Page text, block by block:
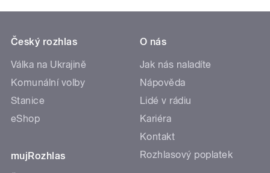
Český rozhlas
Válka na Ukrajině
Komunální volby
Stanice
eShop
mujRozhlas
O nás
Jak nás naladíte
Nápověda
Lidé v rádiu
Kariéra
Kontakt
Rozhlasový poplatek